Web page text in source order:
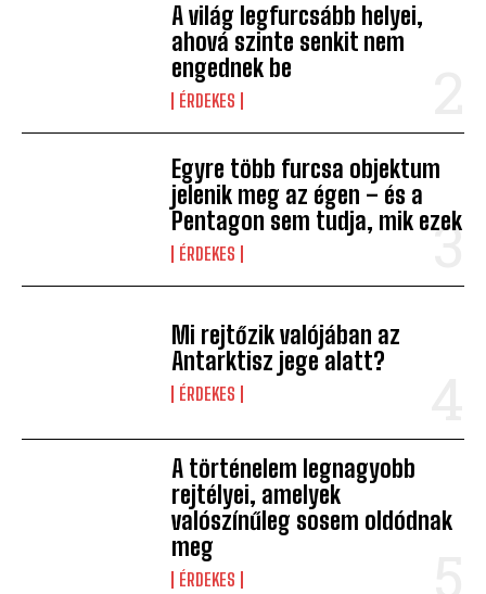
A világ legfurcsább helyei,
ahová szinte senkit nem
engednek be
ÉRDEKES
Egyre több furcsa objektum
jelenik meg az égen – és a
Pentagon sem tudja, mik ezek
ÉRDEKES
Mi rejtőzik valójában az
Antarktisz jege alatt?
ÉRDEKES
A történelem legnagyobb
rejtélyei, amelyek
valószínűleg sosem oldódnak
meg
ÉRDEKES